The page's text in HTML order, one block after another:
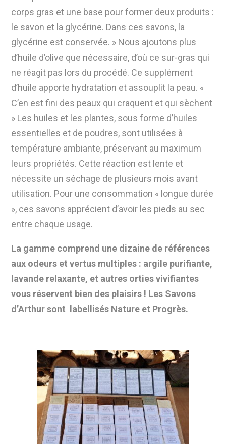
corps gras et une base pour former deux produits :
le savon et la glycérine. Dans ces savons, la
glycérine est conservée. » Nous ajoutons plus
d’huile d’olive que nécessaire, d’où ce sur-gras qui
ne réagit pas lors du procédé. Ce supplément
d’huile apporte hydratation et assouplit la peau. «
C’en est fini des peaux qui craquent et qui sèchent
» Les huiles et les plantes, sous forme d’huiles
essentielles et de poudres, sont utilisées à
température ambiante, préservant au maximum
leurs propriétés. Cette réaction est lente et
nécessite un séchage de plusieurs mois avant
utilisation. Pour une consommation « longue durée
», ces savons apprécient d’avoir les pieds au sec
entre chaque usage.
La gamme comprend une dizaine de références
aux odeurs et vertus multiples : argile purifiante,
lavande relaxante, et autres orties vivifiantes
vous réservent bien des plaisirs ! Les Savons
d’Arthur sont
labellisés Nature et Progrès.